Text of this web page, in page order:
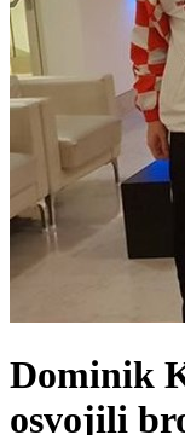
Dominik
osvojili